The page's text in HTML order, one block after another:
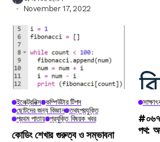
November 17, 2022
ইলেক্ট্রনিক্স কম্পিউটার টিপস
ছোটদের জন্য বিজ্ঞান তথ্যপ্রযুক্তি
প্রথম পাতায় প্রযুক্তি বিষয়ক খবর
কোডিং শেখার গুরুত্ব ও সম্ভাবনা
#০৬৭
পথ: